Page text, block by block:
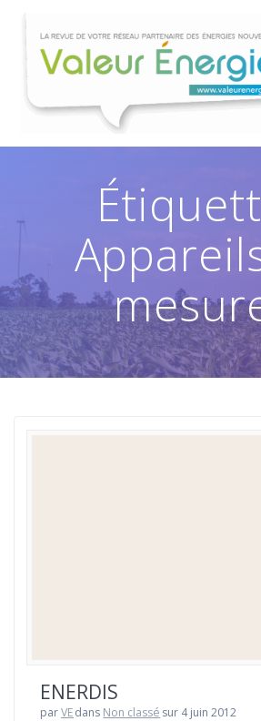
contenu
ENERDIS
parVEdans Non classé sur 4 juin 2012